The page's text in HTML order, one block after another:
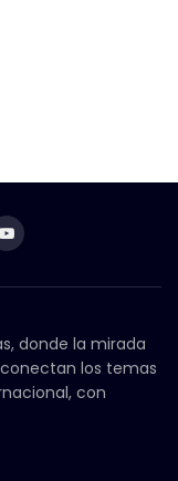
donde la mirada
los temas
con